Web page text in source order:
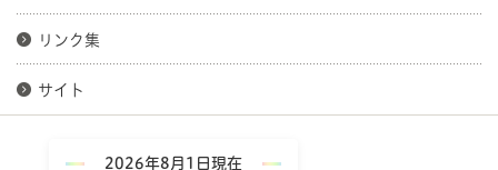
リンク集
サイト
2026年8月1日現在